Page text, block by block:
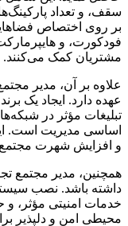
سقف، و تعداد
بر روی اختصاص
فودکورت، و
مشتریان کمک می‌کنند.
علاوه بر آن، مدیر
عهده دارد. ایجاد یک
تبلیغات مؤثر در
اساسی مدیریت است.
و افزایش شهرت
همچنین، مدیر مجتمع
داشته باشد. نصب
خدمات امنیتی مؤثر، و
محیطی امن و دلپذیر